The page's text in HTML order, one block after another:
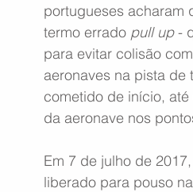
portugueses acharam
termo errado pull up -
para evitar colisão
aeronaves na pista de
cometido de início,
da aeronave nos
Em 7 de julho de 2017,
liberado para pouso